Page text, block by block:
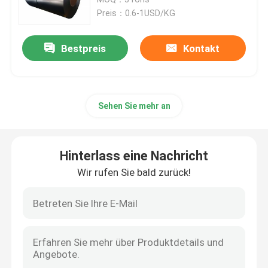
Kupferblech-Platte
Rohre aus Kohlenstoffstahl
Preis：0.6-1USD/KG
Bestpreis Kontakt
Sehen Sie mehr an
Hinterlass eine Nachricht
Wir rufen Sie bald zurück!